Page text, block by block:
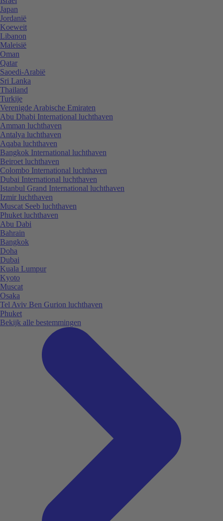
Japan
Jordanië
Koeweit
Libanon
Maleisië
Oman
Qatar
Saoedi-Arabië
Sri Lanka
Thailand
Turkije
Verenigde Arabische Emiraten
Abu Dhabi International luchthaven
Amman luchthaven
Antalya luchthaven
Aqaba luchthaven
Bangkok International luchthaven
Beiroet luchthaven
Colombo International luchthaven
Dubai International luchthaven
Istanbul Grand International luchthaven
Izmir luchthaven
Muscat Seeb luchthaven
Phuket luchthaven
Abu Dabi
Bahrain
Bangkok
Doha
Dubai
Kuala Lumpur
Kyoto
Muscat
Osaka
Tel Aviv Ben Gurion luchthaven
Phuket
Bekijk alle bestemmingen